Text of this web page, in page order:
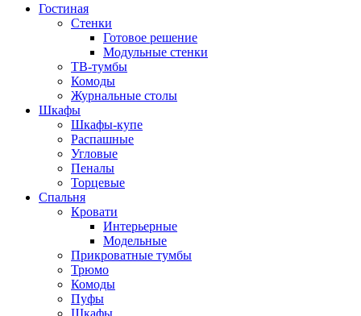
Гостиная
Стенки
Готовое решение
Модульные стенки
ТВ-тумбы
Комоды
Журнальные столы
Шкафы
Шкафы-купе
Распашные
Угловые
Пеналы
Торцевые
Спальня
Кровати
Интерьерные
Модельные
Прикроватные тумбы
Трюмо
Комоды
Пуфы
Шкафы